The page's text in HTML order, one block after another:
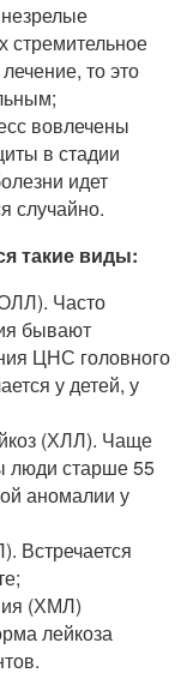
стремительное
то это
вовлечены
в стадии
идет
случайно.
такие виды:
Часто
бывают
ЦНС головного
у детей, у
(ХЛЛ). Чаще
люди старше 55
аномалии у
Встречается
(ХМЛ)
лейкоза